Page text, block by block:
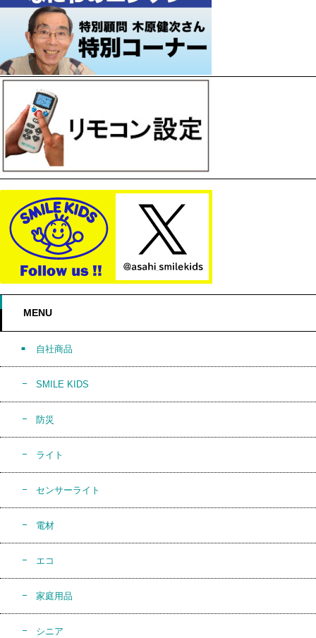
MENU
自社商品
SMILE KIDS
防災
ライト
センサーライト
電材
エコ
家庭用品
シニア